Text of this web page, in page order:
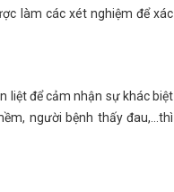
làm các xét nghiệm để xác
liệt để cảm nhận sự khác biệt
người bệnh thấy đau,...thì